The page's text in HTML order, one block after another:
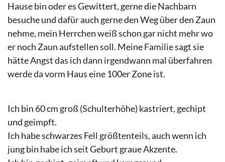
Hause bin oder es Gewittert, gerne die Nachbarn
besuche und dafür auch gerne den Weg über den Zaun
nehme, mein Herrchen weiß schon gar nicht mehr wo
er noch Zaun aufstellen soll. Meine Familie sagt sie
hätte Angst das ich dann irgendwann mal überfahren
werde da vorm Haus eine 100er Zone ist.
Ich bin 60 cm groß (Schulterhöhe) kastriert, gechipt
und geimpft.
Ich habe schwarzes Fell größtenteils, auch wenn ich
jung bin habe ich seit Geburt graue Akzente.